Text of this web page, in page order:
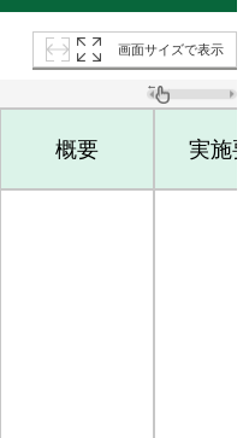
画面サイズで表示
概要 実施